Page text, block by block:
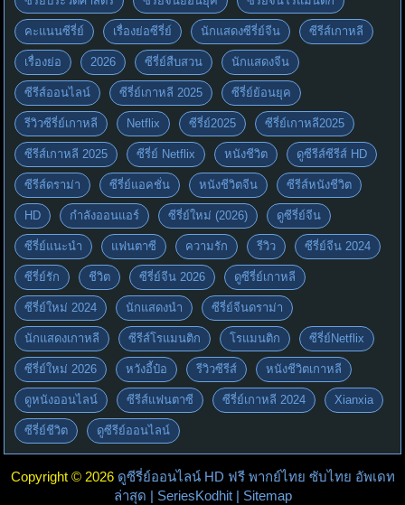
คะแนนซีรี่ย์ เรื่องย่อซีรี่ย์ นักแสดงซีรี่ย์จีน ซีรีส์เกาหลี
เรื่องย่อ 2026 ซีรี่ย์สืบสวน นักแสดงจีน
ซีรีส์ออนไลน์ ซีรี่ย์เกาหลี 2025 ซีรี่ย์ย้อนยุค
รีวิวซีรี่ย์เกาหลี Netflix ซีรี่ย์2025 ซีรี่ย์เกาหลี2025
ซีรีส์เกาหลี 2025 ซีรี่ย์ Netflix หนังชีวิต ดูซีรีส์ซีรีส์ HD
ซีรีส์ดราม่า ซีรี่ย์แอคชั่น หนังชีวิตจีน ซีรีส์หนังชีวิต
HD กำลังออนแอร์ ซีรี่ย์ใหม่ (2026) ดูซีรี่ย์จีน
ซีรี่ย์แนะนำ แฟนตาซี ความรัก รีวิว ซีรี่ย์จีน 2024
ซีรี่ย์รัก ชีวิต ซีรี่ย์จีน 2026 ดูซีรี่ย์เกาหลี
ซีรี่ย์ใหม่ 2024 นักแสดงนำ ซีรี่ย์จีนดราม่า
นักแสดงเกาหลี ซีรีส์โรแมนติก โรแมนติก ซีรี่ย์Netflix
ซีรี่ย์ใหม่ 2026 หวังอี้ป๋อ รีวิวซีรีส์ หนังชีวิตเกาหลี
ดูหนังออนไลน์ ซีรีส์แฟนตาซี ซีรี่ย์เกาหลี 2024 Xianxia
ซีรี่ย์ชีวิต ดูซีรีย์ออนไลน์
Copyright © 2026 ดูซีรี่ย์ออนไลน์ HD ฟรี พากย์ไทย ซับไทย อัพเดท
ล่าสุด | SeriesKodhit | Sitemap